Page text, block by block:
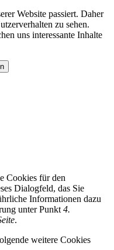
Website passiert. Daher
zu sehen.
uns interessante Inhalte
Cookies für den
Dialogfeld, das Sie
Informationen dazu
unter Punkt 4.
.
weitere Cookies